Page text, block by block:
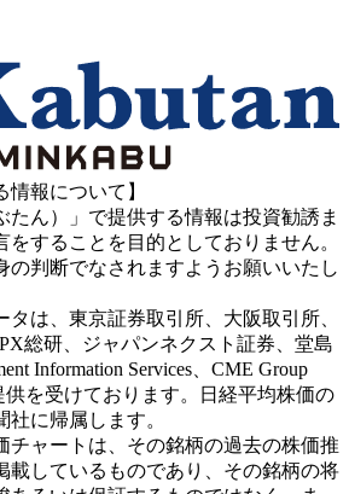
情報について】
たん）」で提供する情報は投資勧誘ま
をすることを目的としておりません。
の判断でなされますようお願いいたし
タは、東京証券取引所、大阪取引所、
総研、ジャパンネクスト証券、堂島
Information Services、CME Group
供を受けております。日経平均株価の
に帰属します。
チャートは、その銘柄の過去の株価推
載しているものであり、その銘柄の将